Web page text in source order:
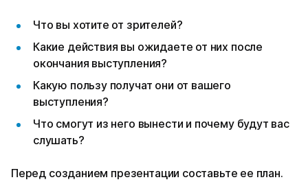
Что вы хотите от зрителей?
Какие действия вы ожидаете от них после
окончания выступления?
Какую пользу получат они от вашего
выступления?
Что смогут из него вынести и почему будут вас
слушать?
Перед созданием презентации составьте ее план.